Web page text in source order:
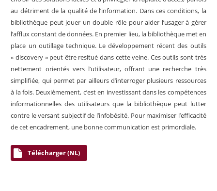
au détriment de la qualité de l’information. Dans ces conditions, la
bibliothèque peut jouer un double rôle pour aider l’usager à gérer
l’afflux constant de données. En premier lieu, la bibliothèque met en
place un outillage technique. Le développement récent des outils
« discovery » peut être resitué dans cette veine. Ces outils sont très
nettement orientés vers l’utilisateur, offrant une recherche très
simplifiée, qui permet par ailleurs d’interroger plusieurs ressources
à la fois. Deuxièmement, c’est en investissant dans les compétences
informationnelles des utilisateurs que la bibliothèque peut lutter
contre le versant subjectif de l’infobésité. Pour maximiser l’efficacité
de cet encadrement, une bonne communication est primordiale.
Télécharger (NL)